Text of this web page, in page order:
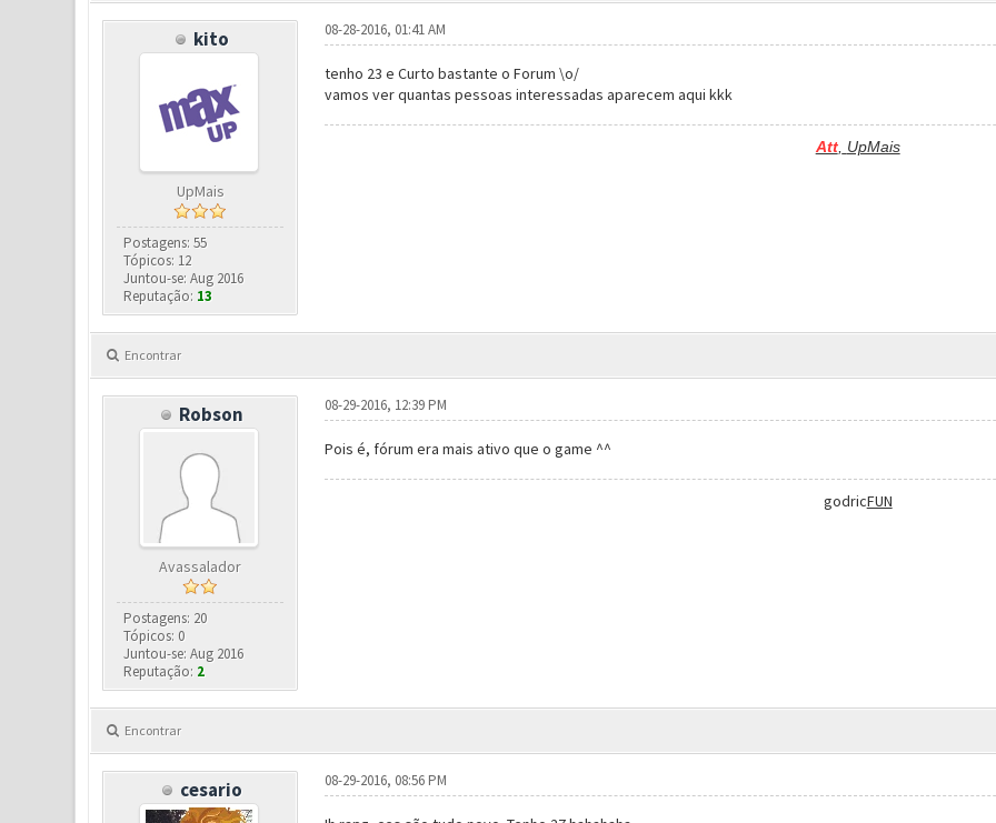
kito
UpMais
Postagens: 55
Tópicos: 12
Juntou-se: Aug 2016
Reputação: 13
08-28-2016, 01:41 AM
tenho 23 e Curto bastante o Forum \o/
vamos ver quantas pessoas interessadas aparecem aqui kkk
Att, UpMais
Encontrar
Robson
Avassalador
Postagens: 20
Tópicos: 0
Juntou-se: Aug 2016
Reputação: 2
08-29-2016, 12:39 PM
Pois é, fórum era mais ativo que o game ^^
godricFUN
Encontrar
cesario 08-29-2016, 08:56 PM